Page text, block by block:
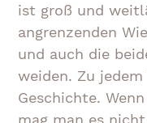
ist groß und
angrenzenden
und auch die
weiden. Zu
Geschichte.
mag man es